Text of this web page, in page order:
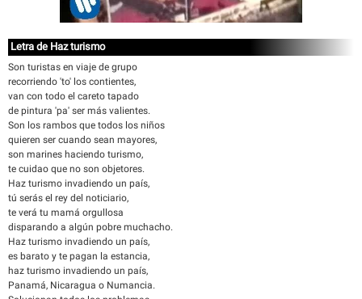
Letra de Haz turismo
Son turistas en viaje de grupo
recorriendo 'to' los contientes,
van con todo el careto tapado
de pintura 'pa' ser más valientes.
Son los rambos que todos los niños
quieren ser cuando sean mayores,
son marines haciendo turismo,
te cuidao que no son objetores.
Haz turismo invadiendo un país,
tú serás el rey del noticiario,
te verá tu mamá orgullosa
disparando a algún pobre muchacho.
Haz turismo invadiendo un país,
es barato y te pagan la estancia,
haz turismo invadiendo un país,
Panamá, Nicaragua o Numancia.